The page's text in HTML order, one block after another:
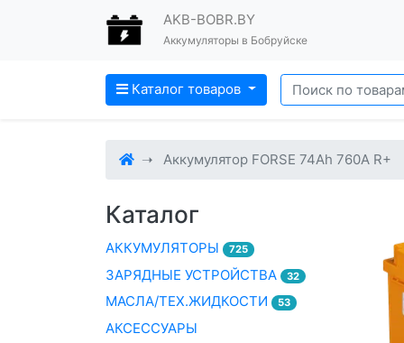
AKB-BOBR.BY
Аккумуляторы в Бобруйске
Каталог товаров
Аккумулятор FORSE 74Ah 760A R+
Каталог
АККУМУЛЯТОРЫ 725
ЗАРЯДНЫЕ УСТРОЙСТВА 32
МАСЛА/ТЕХ.ЖИДКОСТИ 53
АКСЕССУАРЫ